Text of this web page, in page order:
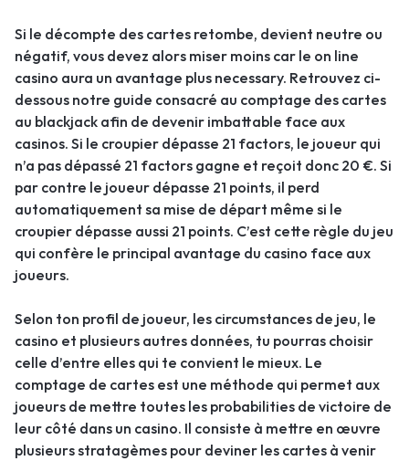
Si le décompte des cartes retombe, devient neutre ou
négatif, vous devez alors miser moins car le on line
casino aura un avantage plus necessary. Retrouvez ci-
dessous notre guide consacré au comptage des cartes
au blackjack afin de devenir imbattable face aux
casinos. Si le croupier dépasse 21 factors, le joueur qui
n’a pas dépassé 21 factors gagne et reçoit donc 20 €. Si
par contre le joueur dépasse 21 points, il perd
automatiquement sa mise de départ même si le
croupier dépasse aussi 21 points. C’est cette règle du jeu
qui confère le principal avantage du casino face aux
joueurs.
Selon ton profil de joueur, les circumstances de jeu, le
casino et plusieurs autres données, tu pourras choisir
celle d’entre elles qui te convient le mieux. Le
comptage de cartes est une méthode qui permet aux
joueurs de mettre toutes les probabilities de victoire de
leur côté dans un casino. Il consiste à mettre en œuvre
plusieurs stratagèmes pour deviner les cartes à venir